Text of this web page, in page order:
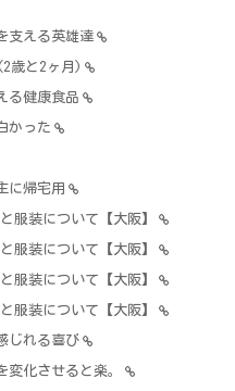
支える英雄達
歳と2ヶ月)
る健康食品
かった
に帰宅用
服装について【大阪】
服装について【大阪】
服装について【大阪】
服装について【大阪】
じれる喜び
変化させると楽。